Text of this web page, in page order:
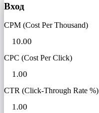
Вход
CPM (Cost Per Thousand)
CPC (Cost Per Click)
CTR (Click-Through Rate %)